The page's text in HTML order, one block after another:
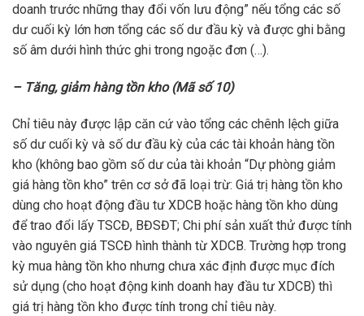
doanh trước những thay đổi vốn lưu động” nếu tổng các số
dư cuối kỳ lớn hơn tổng các số dư đầu kỳ và được ghi bằng
số âm dưới hình thức ghi trong ngoặc đơn (…).
– Tăng, giảm hàng tồn kho (Mã số 10)
Chỉ tiêu này được lập căn cứ vào tổng các chênh lệch giữa
số dư cuối kỳ và số dư đầu kỳ của các tài khoản hàng tồn
kho (không bao gồm số dư của tài khoản “Dự phòng giảm
giá hàng tồn kho” trên cơ sở đã loại trừ: Giá trị hàng tồn kho
dùng cho hoạt động đầu tư XDCB hoặc hàng tồn kho dùng
để trao đổi lấy TSCĐ, BĐSĐT; Chi phí sản xuất thử được tính
vào nguyên giá TSCĐ hình thành từ XDCB. Trường hợp trong
kỳ mua hàng tồn kho nhưng chưa xác định được mục đích
sử dụng (cho hoạt động kinh doanh hay đầu tư XDCB) thì
giá trị hàng tồn kho được tính trong chỉ tiêu này.